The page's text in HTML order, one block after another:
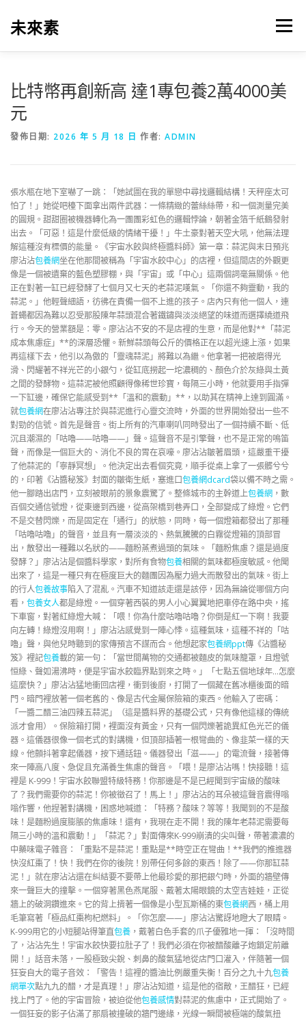
未來素 選單
比特幣再創新高 達1專包養2萬4000美
元
發佈日期: 2026 年 5 月 18 日 作者: ADMIN
張水瓶在地下室嚇了一跳：「她試圖在我的單戀中尋找邏輯結構！天秤座太可
怕了！」她從吧檯下面拿出兩件武器：一條精緻的蕾絲絲帶，和一個測量完美
的圓規。甜甜圈被機器轉化為一團團彩虹色的邏輯悖論，朝著金箔千紙鶴發射
出去。「可惡！這是什麼低級的情緒干擾！」牛土豪對著天空大吼，他無法理
解這種沒有標價的能量。《宇宙水餃與終極醬料師》第一章：蒜泥與末日預兆
廖沾沾包養網坐在他那間被稱為「宇宙水餃中心」的店裡，但這間店的外觀更
像是一個被遺棄的藍色塑膠棚，與「宇宙」或「中心」這兩個詞毫無關係。他
正在對著一缸已經發酵了七個月又七天的老蒜泥嘆氣。「你還不夠靈動，我的
蒜泥。」他輕聲細語，彷彿在責備一個不上進的孩子。店內只有他一個人，連
蒼蠅都因為難以忍受那股陳年蒜頭混合著鐵鏽與淡淡絕望的味道而選擇繞道飛
行。今天的營業額是：零。廖沾沾不安的不是店裡的生意，而是他對**「蒜泥
成本焦慮症」**的深層恐懼。新鮮蒜頭每公斤的價格正在以超光速上漲，如果
再這樣下去，他引以為傲的「靈魂蒜泥」將難以為繼。他拿著一把被磨得光
滑、閃耀著不祥光芒的小銀勺，從缸底撈起一坨濃稠的、顏色介於灰綠與土黃
之間的發酵物。這蒜泥被他照顧得像稀世珍寶，每隔三小時，他就要用手指彈
一下缸邊，確保它能感受到**「溫和的震動」**，以助其在精神上達到圓滿。
就包養網在廖沾沾專注於與蒜泥進行心靈交流時，外面的世界開始發出一些不
對勁的信號。首先是聲音。街上所有的汽車喇叭同時發出了一個持續不斷、低
沉且潮濕的「咕嚕——咕嚕——」聲。這聲音不是引擎聲，也不是正常的鳴笛
聲，而像是一個巨大的、消化不良的胃在哀嚎。廖沾沾皺著眉頭，這嚴重干擾
了他蒜泥的「寧靜冥想」。他決定出去看個究竟，順手從桌上拿了一張髒兮兮
的，印著《沾醬秘笈》封面的皺衛生紙，塞進口包養網dcard袋以備不時之需。
他一腳踏出店門，立刻被眼前的景象震驚了。整條城市的主幹道上包養網 ，數
百個交通信號燈，從東邊到西邊，從高架橋到巷弄口，全部變成了綠燈。它們
不是交替閃爍，而是固定在「通行」的狀態，同時，每一個燈箱都發出了那種
「咕嚕咕嚕」的聲音，並且有一層淡淡的、熱氣騰騰的白霧從燈箱的頂部冒
出，散發出一種難以名狀的——麵粉蒸煮過頭的氣味。「麵粉焦慮？還是過度
發酵？」廖沾沾是個醬料學家，對所有食物包養相關的氣味都極度敏感。他聞
出來了，這是一種只有在極度巨大的麵團因為壓力過大而散發出的氣味。街上
的行人包養故事陷入了混亂。汽車不知道該走還是該停，因為無論從哪個方向
看， 包養女人都是綠燈。一個穿著西裝的男人小心翼翼地把車停在路中央，搖
下車窗，對著紅綠燈大喊：「喂！你為什麼咕嚕咕嚕？你倒是紅一下啊！我要
向左轉！綠燈沒用啊！」廖沾沾感覺到一陣心悸。這種氣味，這種不祥的「咕
嚕」聲，與他兒時聽到的家傳預言不謀而合。他想起家包養網ppt傳《沾醬秘
笈》裡記包養載的第一句：「當世間萬物的交通都被麵皮的氣味籠罩，且燈號
恒綠、聲如湯沸時，便是宇宙水餃臨界點到來之時。」「七點五個地球年…怎麼
這麼快？」廖沾沾猛地衝回店裡，衝到後廚，打開了一個藏在舊冰櫃後面的暗
門。暗門裡放著一個老舊的、像是古代金屬保險箱的東西。他輸入了密碼：
「一醬二醋三油四辣五蒜泥」（這是醬料界的基礎公式，只有像他這樣的傳統
派才會用）。保險箱打開，裡面沒有黃金，只有一個閃爍著詭異紅色光芒的儀
器。這儀器很像一個老式的對講機，但頂部插著一根彎曲的、像韭菜一樣的天
線。他顫抖著拿起儀器，按下通話鈕。儀器發出「滋——」的電流聲，接著傳
來一陣高八度、急促且充滿養生焦慮的聲音。「喂！是廖沾沾嗎！快接聽！這
裡是 K-999！宇宙水餃聯盟特級特務！你那邊是不是已經聞到宇宙級的酸味
了？我們需要你的蒜泥！你被徵召了！馬上！」廖沾沾的耳朵被這聲音震得嗡
嗡作響，他捏著對講機，困惑地喊道：「特務？酸味？等等！我聞到的不是酸
味！是麵粉過度膨脹的焦慮味！還有，我現在走不開！我的陳年老蒜泥需要每
隔三小時的溫和震動！」「蒜泥？」對面傳來K-999崩潰的尖叫聲，帶著濃濃的
中藥味電子雜音：「重點不是蒜泥！重點是**時空正在彎曲！**我們的推進器
快沒紅棗了！快！我們在你的後院！別帶任何多餘的東西！除了——你那缸蒜
泥！」就在廖沾沾還在糾結要不要帶上他最珍愛的那把銀勺時，外面的牆壁傳
來一聲巨大的撞擊。一個穿著黑色燕尾服、戴著太陽眼鏡的太空吉娃娃，正從
牆上的破洞鑽進來。它的背上揹著一個像是小型瓦斯桶的東包養網西，桶上用
毛筆寫著「極品紅棗枸杞燃料」。「你怎麼——」廖沾沾驚訝地瞪大了眼睛。
K-999用它的小短腿站得筆直包養 ，戴著白色手套的爪子優雅地一揮：「沒時間
了，沾沾先生！宇宙水餃快要拉肚子了！我們必須在你被醋酸離子炮鎖定前離
開！」話音未落，一股極致尖銳、刺鼻的酸氣猛地從店門口灌入，伴隨著一個
狂妄自大的電子音效：「警告！這裡的醬油比例嚴重失衡！百分之九十九包養
網單次點九九的醋，才是真理！」廖沾沾知道，這是他的宿敵，王醋狂，已經
找上門了。他的宇宙冒險，被迫從他包養感情對蒜泥的焦慮中，正式開始了。
一個狂妄的影子佔滿了那扇被撞破的牆門邊緣，光線一瞬間被極端的酸氣扭